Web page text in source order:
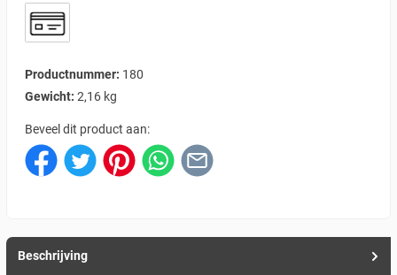
Productnummer: 180
Gewicht: 2,16 kg
Beveel dit product aan:
Beschrijving